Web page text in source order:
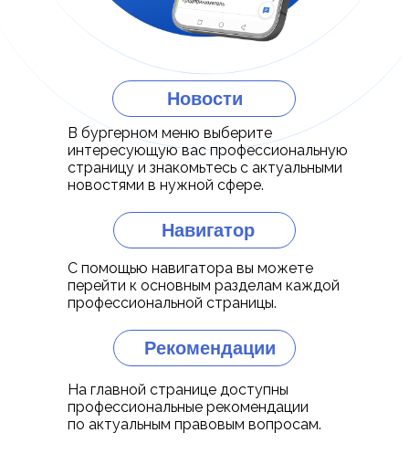
В бургерном меню выберите
интересующую вас профессиональную
страницу и знакомьтесь с актуальными
новостями в нужной сфере.
С помощью навигатора вы можете
перейти к основным разделам каждой
профессиональной страницы.
На главной странице доступны
профессиональные рекомендации
по актуальным правовым вопросам.
Новости
Навигатор
Рекомендации